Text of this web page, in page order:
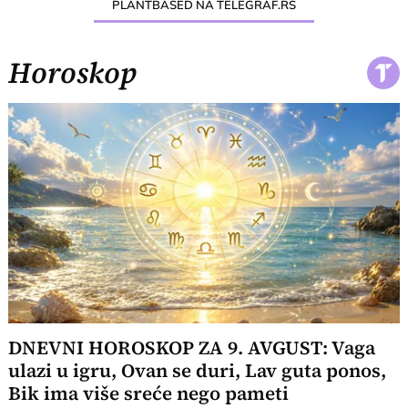
PLANTBASED NA TELEGRAF.RS
Horoskop
DNEVNI HOROSKOP ZA 9. AVGUST: Vaga
ulazi u igru, Ovan se duri, Lav guta ponos,
Bik ima više sreće nego pameti